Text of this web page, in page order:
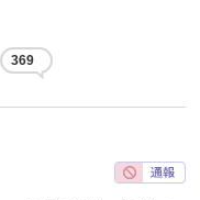
369